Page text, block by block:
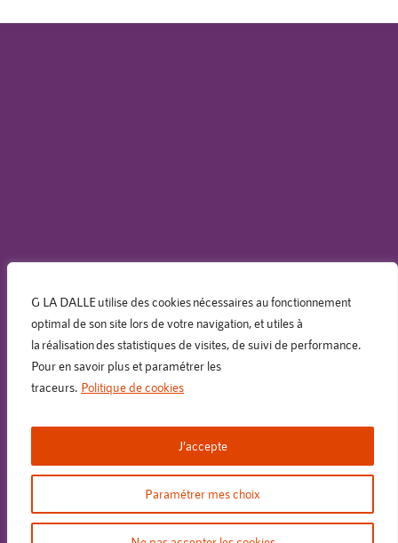
G LA DALLE utilise des cookies nécessaires au fonctionnement
optimal de son site lors de votre navigation, et utiles à
la réalisation des statistiques de visites, de suivi de performance.
Pour en savoir plus et paramétrer les
traceurs. Politique de cookies
Paramétrer mes choix
J’accepte
Nos produits
Informations légales